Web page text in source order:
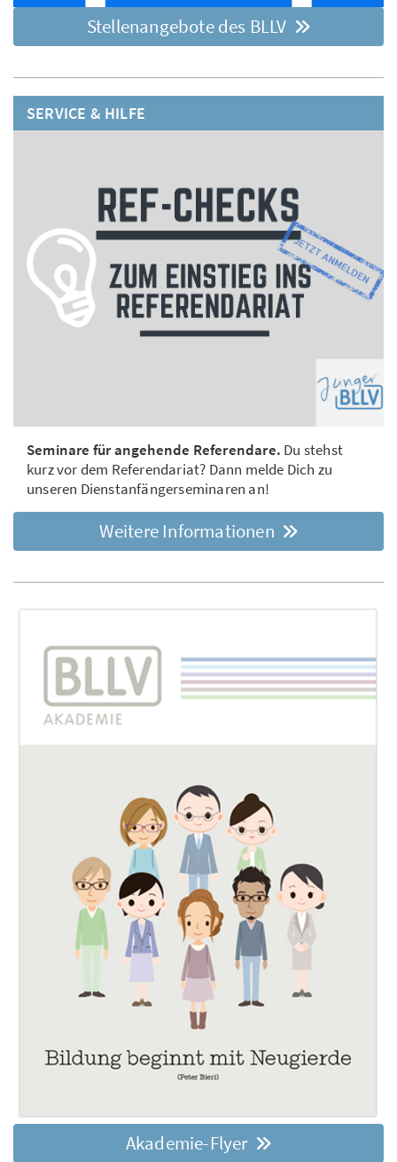
Stellenangebote des BLLV
SERVICE & HILFE
Seminare für angehende Referendare. Du stehst
kurz vor dem Referendariat? Dann melde Dich zu
unseren Dienstanfängerseminaren an!
Weitere Informationen
Akademie-Flyer